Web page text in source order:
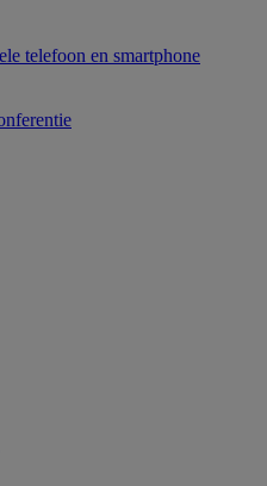
telefoon en smartphone